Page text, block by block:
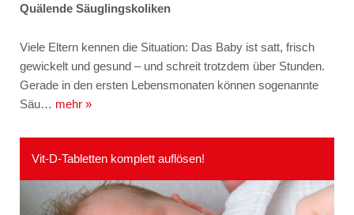
Quälende Säuglingskoliken
Viele Eltern kennen die Situation: Das Baby ist satt, frisch
gewickelt und gesund – und schreit trotzdem über Stunden.
Gerade in den ersten Lebensmonaten können sogenannte
Säu… mehr »
Vit-D-Tabletten komplett auflösen!